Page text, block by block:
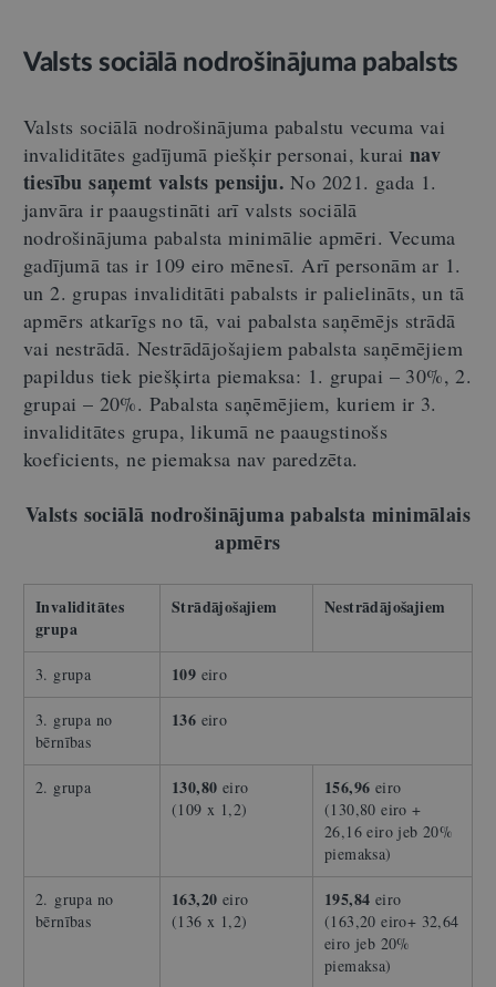
Valsts sociālā nodrošinājuma pabalsts
Valsts sociālā nodrošinājuma pabalstu vecuma vai
invaliditātes gadījumā piešķir personai, kurai nav
tiesību saņemt valsts pensiju.No 2021. gada 1.
janvāra ir paaugstināti arī valsts sociālā
nodrošinājuma pabalsta minimālie apmēri. Vecuma
gadījumā tas ir 109 eiro mēnesī. Arī personām ar 1.
un 2. grupas invaliditāti pabalsts ir palielināts, un tā
apmērs atkarīgs no tā, vai pabalsta saņēmējs strādā
vai nestrādā. Nestrādājošajiem pabalsta saņēmējiem
papildus tiek piešķirta piemaksa: 1. grupai – 30%, 2.
grupai – 20%. Pabalsta saņēmējiem, kuriem ir 3.
invaliditātes grupa, likumā ne paaugstinošs
koeficients, ne piemaksa nav paredzēta.
Valsts sociālā nodrošinājuma pabalsta minimālais
apmērs
Invaliditātes
grupa
Strādājošajiem Nestrādājošajiem
3. grupa 109 eiro
3. grupa no
bērnības
136 eiro
2. grupa 130,80 eiro
(109 x 1,2)
156,96 eiro
(130,80 eiro +
26,16 eiro jeb 20%
piemaksa)
2. grupa no
bērnības
163,20 eiro
(136 x 1,2)
195,84 eiro
(163,20 eiro+ 32,64
eiro jeb 20%
piemaksa)